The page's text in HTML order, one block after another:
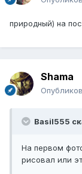
природный) на
Shama
Basil555
На первом
рисовал или